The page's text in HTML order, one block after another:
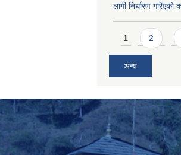
लागी निर्धारण
Pages
1 2
अन्य